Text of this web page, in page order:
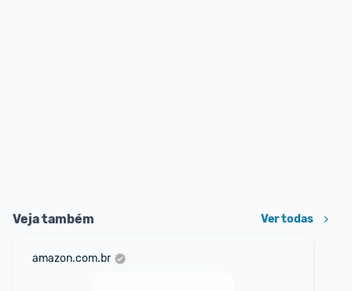
Veja também Ver todas
amazon.com.br